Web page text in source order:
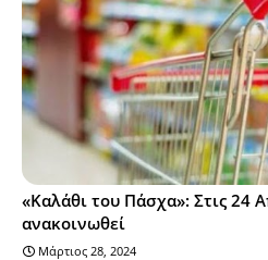
«Καλάθι του Πάσχα»: Στις 24
ανακοινωθεί
Μάρτιος 28, 2024